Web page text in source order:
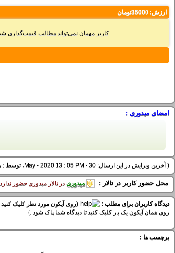
ارزش:35000تومان
کاربر مهمان نمی‌تواند مطالب قیمت‌گذاری
امضای میدوری :
( آخرین ویرایش در این ارسال: 30 - May - 2020 13 : 05 PM، توسط :
محل حضور کاربر در تالار : میدوری در تالار ميدوری حضور ندارد .
ديدگاه کاربران برای مطلب :
(روی آیکون مورد نظر کلیک کنید
روی همان آیکون یک بار کلیک کنید تا دیدگاه شما پاک شود .)
برچسب ها :